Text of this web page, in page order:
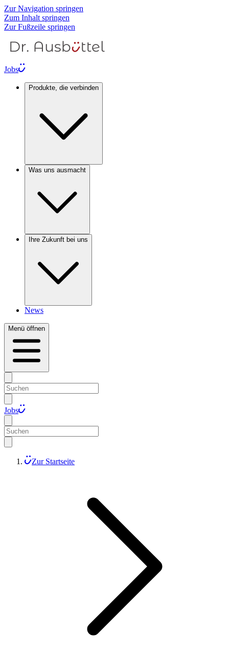
Zur Navigation springen
Zum Inhalt springen
Zur Fußzeile springen
Jobs
Produkte, die verbinden
Was uns ausmacht
Ihre Zukunft bei uns
News
Menü öffnen
Jobs
Zur Startseite